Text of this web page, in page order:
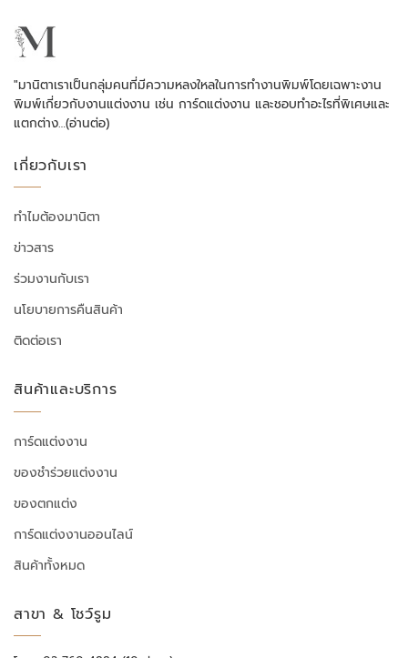
"มานิตาเราเป็นกลุ่มคนที่มีความหลงใหลในการทำงานพิมพ์โดยเฉพาะงาน
พิมพ์เกี่ยวกับงานแต่งงาน เช่น การ์ดแต่งงาน และชอบทำอะไรที่พิเศษและ
แตกต่าง…(อ่านต่อ)
เกี่ยวกับเรา
ทำไมต้องมานิตา
ข่าวสาร
ร่วมงานกับเรา
นโยบายการคืนสินค้า
ติดต่อเรา
สินค้าและบริการ
การ์ดแต่งงาน
ของชำร่วยแต่งงาน
ของตกแต่ง
การ์ดแต่งงานออนไลน์
สินค้าทั้งหมด
สาขา & โชว์รูม